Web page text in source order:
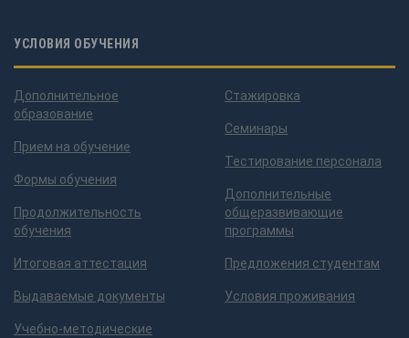
УСЛОВИЯ ОБУЧЕНИЯ
Дополнительное
образование
Прием на обучение
Формы обучения
Продолжительность
обучения
Итоговая аттестация
Выдаваемые документы
Учебно-методические
Стажировка
Семинары
Тестирование персонала
Дополнительные
общеразвивающие
программы
Предложения студентам
Условия проживания